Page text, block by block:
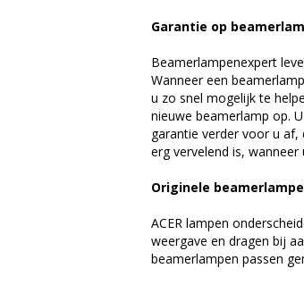
Garantie op
Beamerlampenexpert
Wanneer een
u zo snel mogelijk te
nieuwe beamerlamp op.
garantie verder voor u af,
erg vervelend is,
Originele
ACER lampen
weergave en dragen bij
beamerlampen passen